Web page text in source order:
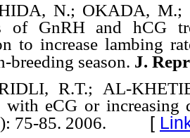
N.; OKADA, M.;
of GnRH and hCG
to increase lambing
breeding season. J.
R.T.; AL-
with eCG or
75-85. 2006.
[